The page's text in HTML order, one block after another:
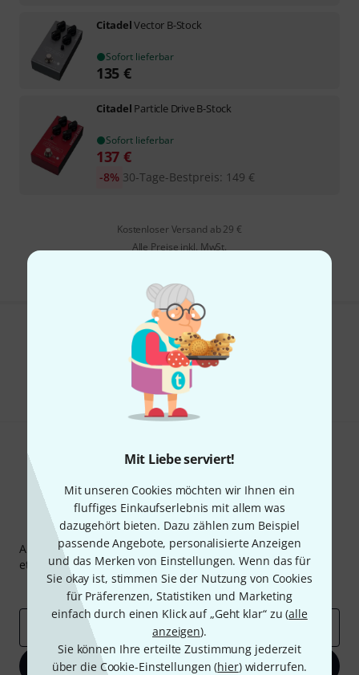
Mit Liebe serviert!
Mit unseren Cookies möchten wir Ihnen ein
fluffiges Einkaufserlebnis mit allem was
dazugehört bieten. Dazu zählen zum Beispiel
passende Angebote, personalisierte Anzeigen
und das Merken von Einstellungen. Wenn das für
Sie okay ist, stimmen Sie der Nutzung von Cookies
für Präferenzen, Statistiken und Marketing
einfach durch einen Klick auf „Geht klar“ zu (alle
anzeigen).
Sie können Ihre erteilte Zustimmung jederzeit
über die Cookie-Einstellungen (hier) widerrufen.
CitadelVector B-Stock
Sofort lieferbar
135 €
Citadel Particle Drive B-Stock
Sofort lieferbar
137 €
30-Tage-Bestpreis: 149 €
-8%
Kostenloser Versand ab 29 €
Alle Preise inkl. MwSt.
Gefällt Ihnen, was Sie sehen?
Hilfe & Feedback
Thomann Newsletter
Abonniere den Thomann Newsletter und gewinne mit
etwas Glück einen von50 Gutscheinenüber jeweils50€
Inspirierende Beiträge
Deals Thomann Insights
E-Mail-Adresse
Jetzt anmelden